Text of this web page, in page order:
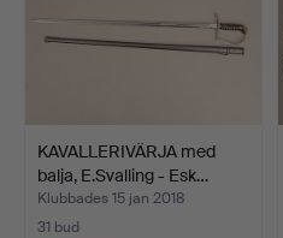
KAVALLERIVÄRJA med
balja, E.Svalling - Esk…
Klubbades 15 jan 2018
31 bud